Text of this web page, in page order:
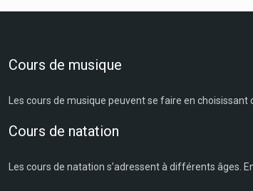
Cours de musique
Les cours de musique peuvent se faire en
Cours de natation
Les cours de natation s’adressent à différents âges.